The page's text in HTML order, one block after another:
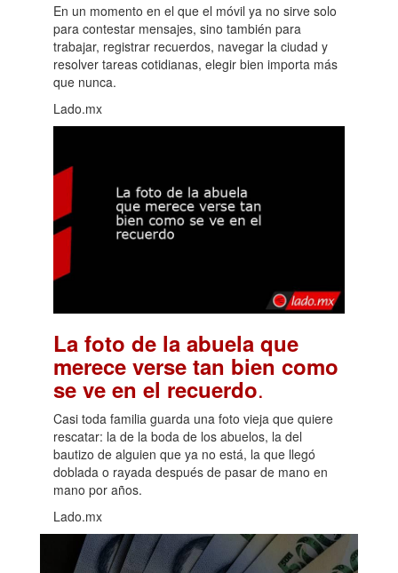
En un momento en el que el móvil ya no sirve solo
para contestar mensajes, sino también para
trabajar, registrar recuerdos, navegar la ciudad y
resolver tareas cotidianas, elegir bien importa más
que nunca.
Lado.mx
La foto de la abuela que
merece verse tan bien como
se ve en el recuerdo.
Casi toda familia guarda una foto vieja que quiere
rescatar: la de la boda de los abuelos, la del
bautizo de alguien que ya no está, la que llegó
doblada o rayada después de pasar de mano en
mano por años.
Lado.mx